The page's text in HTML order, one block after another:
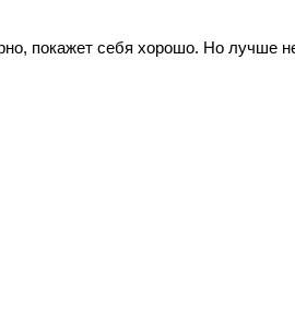
покажет себя хорошо. Но лучше